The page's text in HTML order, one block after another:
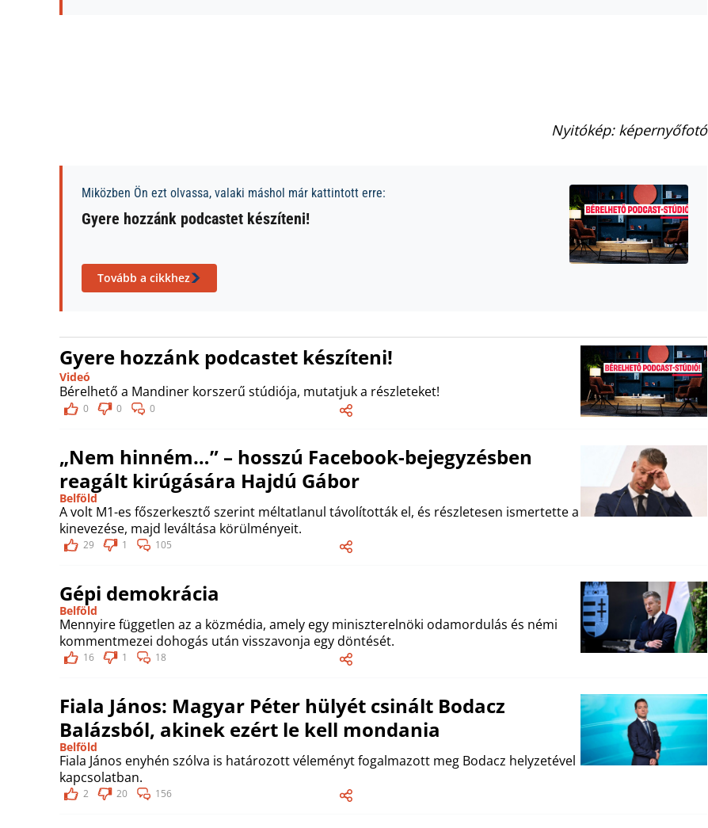
Nyitókép: képernyőfotó
Miközben Ön ezt olvassa, valaki máshol már kattintott erre:
Gyere hozzánk podcastet készíteni!
Tovább a cikkhez
Gyere hozzánk podcastet készíteni!
Videó
Bérelhető a Mandiner korszerű stúdiója, mutatjuk a részleteket!
0 0 0
„Nem hinném…” – hosszú Facebook-bejegyzésben
reagált kirúgására Hajdú Gábor
Belföld
A volt M1-es főszerkesztő szerint méltatlanul távolították el, és részletesen ismertette a
kinevezése, majd leváltása körülményeit.
29 1 105
Gépi demokrácia
Belföld
Mennyire független az a közmédia, amely egy miniszterelnöki odamordulás és némi
kommentmezei dohogás után visszavonja egy döntését.
16 1 18
Fiala János: Magyar Péter hülyét csinált Bodacz
Balázsból, akinek ezért le kell mondania
Belföld
Fiala János enyhén szólva is határozott véleményt fogalmazott meg Bodacz helyzetével
kapcsolatban.
2 20 156